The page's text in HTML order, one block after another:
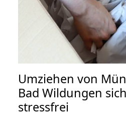
Umziehen von
Bad Wildungen
stressfrei